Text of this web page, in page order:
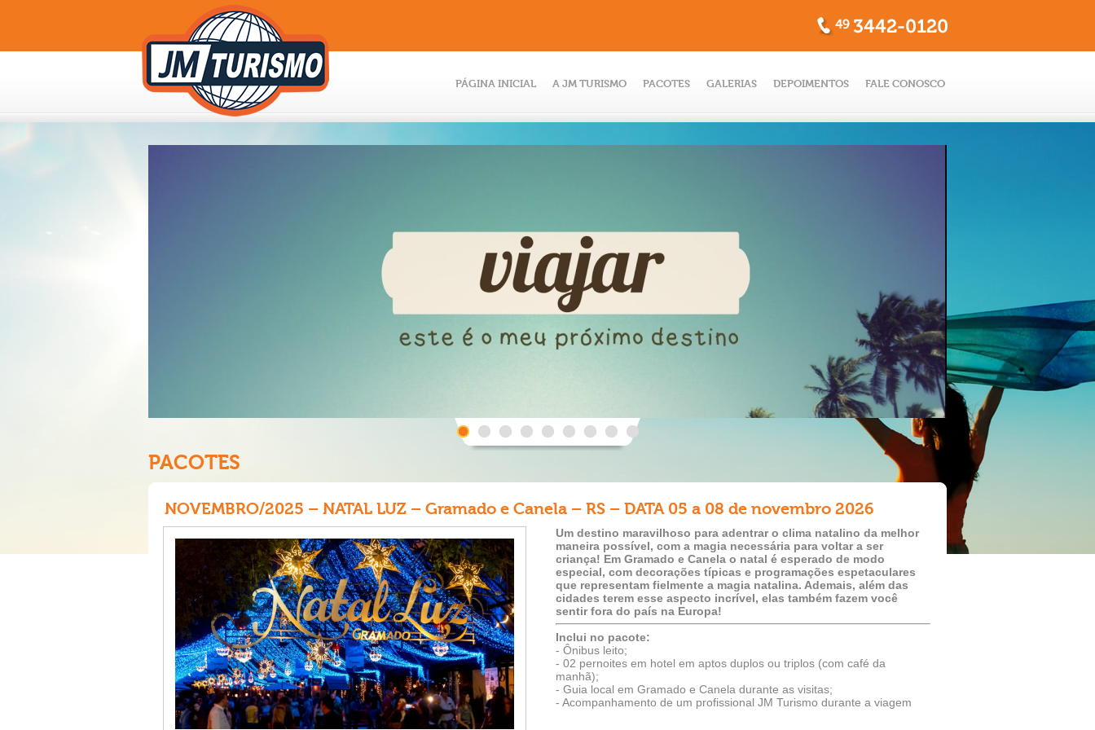
PÁGINA INICIAL A JM TURISMO PACOTES GALERIAS DEPOIMENTOS FALE CONOSCO
PACOTES
NOVEMBRO/2025 – NATAL LUZ – Gramado e Canela – RS – DATA 05 a 08 de novembro 2026
Um destino maravilhoso para adentrar o clima natalino da melhor
maneira possível, com a magia necessária para voltar a ser
criança! Em Gramado e Canela o natal é esperado de modo
especial, com decorações típicas e programações espetaculares
que representam fielmente a magia natalina. Ademais, além das
cidades terem esse aspecto incrível, elas também fazem você
sentir fora do país na Europa!
Inclui no pacote:
- Ônibus leito;
- 02 pernoites em hotel em aptos duplos ou triplos (com café da
manhã);
- Guia local em Gramado e Canela durante as visitas;
- Acompanhamento de um profissional JM Turismo durante a viagem